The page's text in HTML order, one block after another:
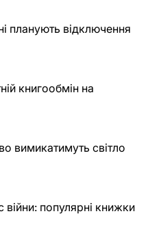
планують відключення
книгообмін на
вимикатимуть світло
війни: популярні книжки